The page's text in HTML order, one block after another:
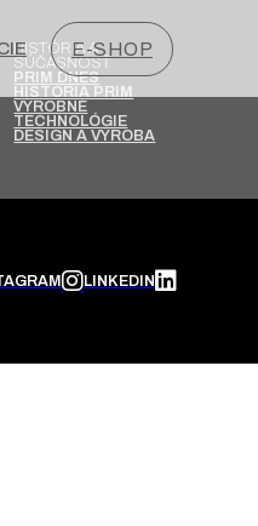
E-SHOP
HISTÓRIA A
SÚČASNOSŤ
PRIM DNES
HISTÓRIA PRIM
VÝROBNÉ
TECHNOLÓGIE
DESIGN A VÝROBA
LINKEDIN